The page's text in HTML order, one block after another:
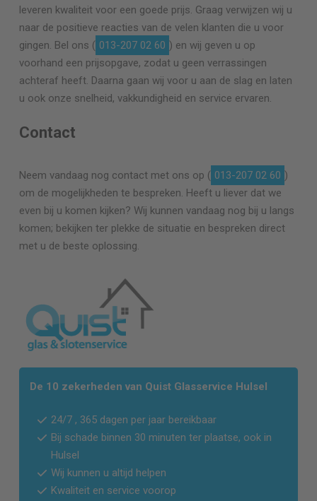
leveren kwaliteit voor een goede prijs. Graag verwijzen wij u
naar de positieve reacties van de velen klanten die u voor
gingen. Bel ons ( 013-207 02 60 ) en wij geven u op
voorhand een prijsopgave, zodat u geen verrassingen
achteraf heeft. Daarna gaan wij voor u aan de slag en laten
u ook onze snelheid, vakkundigheid en service ervaren.
Contact
Neem vandaag nog contact met ons op ( 013-207 02 60 )
om de mogelijkheden te bespreken. Heeft u liever dat we
even bij u komen kijken? Wij kunnen vandaag nog bij u langs
komen; bekijken ter plekke de situatie en bespreken direct
met u de beste oplossing.
De 10 zekerheden van Quist Glasservice Hulsel
24/7 , 365 dagen per jaar bereikbaar
Bij schade binnen 30 minuten ter plaatse, ook in
Hulsel
Wij kunnen u altijd helpen
Kwaliteit en service voorop